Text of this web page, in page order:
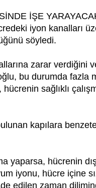
İŞE
iyon kanalları
söyledi.
zarar verdiğini
bu durumda fazla
sağlıklı
kapılara
yaparsa, hücrenin
iyonu, hücre içine
edilen zaman